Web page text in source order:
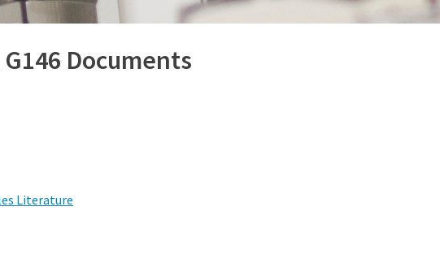
Documents
Literature